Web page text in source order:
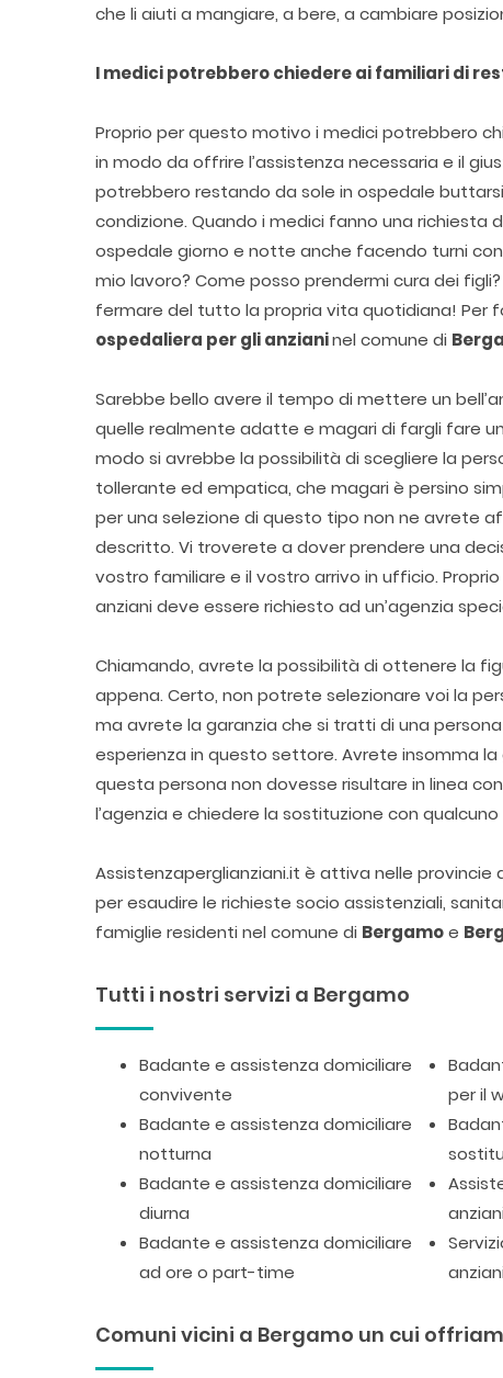
che li aiuti a mangiare, a bere, a cambiare
I medici potrebbero chiedere ai familiari di
Proprio per questo motivo i medici potrebbero
in modo da offrire l’assistenza necessaria e il
potrebbero restando da sole in ospedale
condizione. Quando i medici fanno una
ospedale giorno e notte anche facendo turni
mio lavoro? Come posso prendermi cura dei
fermare del tutto la propria vita quotidiana! Per
ospedaliera per gli anzianinel comune di
Sarebbe bello avere il tempo di mettere un
quelle realmente adatte e magari di fargli fare
modo si avrebbe la possibilità di scegliere la
tollerante ed empatica, che magari è persino
per una selezione di questo tipo non ne avrete
descritto. Vi troverete a dover prendere una
vostro familiare e il vostro arrivo in ufficio.
anziani deve essere richiesto ad un’agenzia
Chiamando, avrete la possibilità di ottenere la
appena. Certo, non potrete selezionare voi la
ma avrete la garanzia che si tratti di una
esperienza in questo settore. Avrete insomma
questa persona non dovesse risultare in linea
l’agenzia e chiedere la sostituzione con
Assistenzaperglianziani.it è attiva nelle provincie
per esaudire le richieste socio assistenziali,
famiglie residenti nel comune di Bergamoe
Tutti i nostri servizi a Bergamo
Badante e assistenza domiciliare
convivente
Badante e assistenza domiciliare
notturna
Badante e assistenza domiciliare
diurna
Badante e assistenza domiciliare
ad ore o part-time
per il
anziani
anziani
Comuni vicini a Bergamo un cui